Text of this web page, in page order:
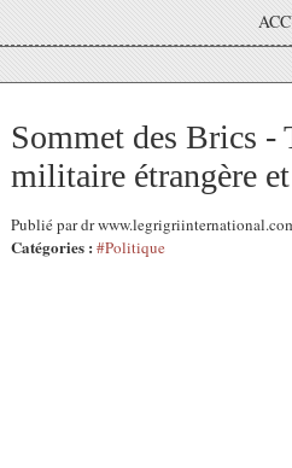
Sommet des Brics -
militaire étrangère
Publié par dr
Catégories : #Politique